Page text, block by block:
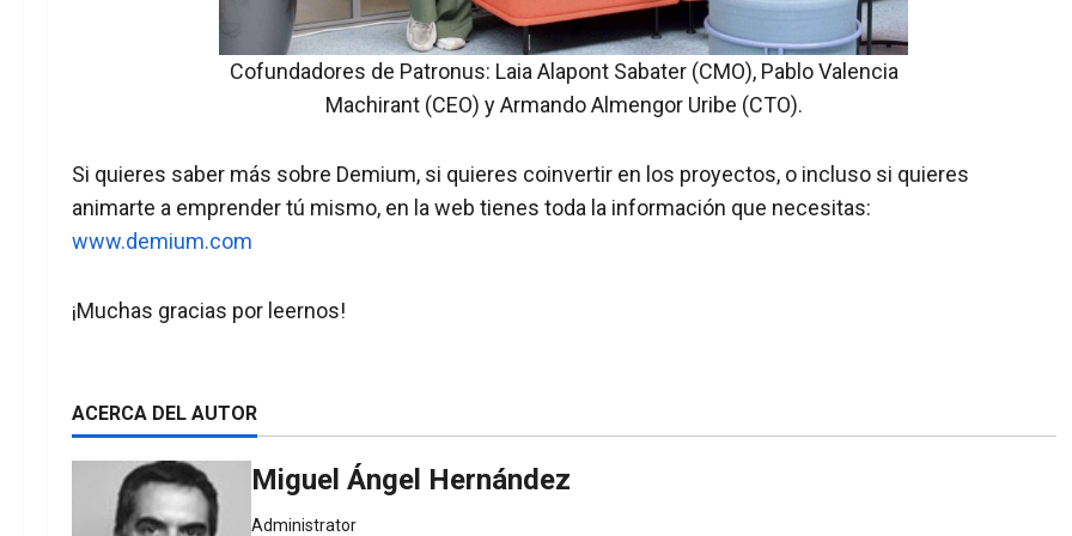
Cofundadores de Patronus: Laia Alapont Sabater (CMO), Pablo Valencia
Machirant (CEO) y Armando Almengor Uribe (CTO).
Si quieres saber más sobre Demium, si quieres coinvertir en los proyectos, o incluso si quieres
animarte a emprender tú mismo, en la web tienes toda la información que necesitas:
www.demium.com
¡Muchas gracias por leernos!
ACERCA DEL AUTOR
Miguel Ángel Hernández
Administrator